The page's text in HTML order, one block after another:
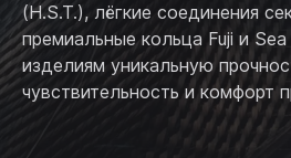
(H.S.T.), лёгкие соединения
премиальные кольца Fuji и
изделиям уникальную
чувствительность и комфорт